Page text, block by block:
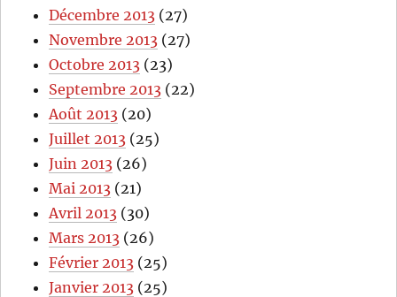
Décembre 2013 (27)
Novembre 2013 (27)
Octobre 2013 (23)
Septembre 2013 (22)
Août 2013 (20)
Juillet 2013 (25)
Juin 2013 (26)
Mai 2013 (21)
Avril 2013 (30)
Mars 2013 (26)
Février 2013 (25)
Janvier 2013 (25)